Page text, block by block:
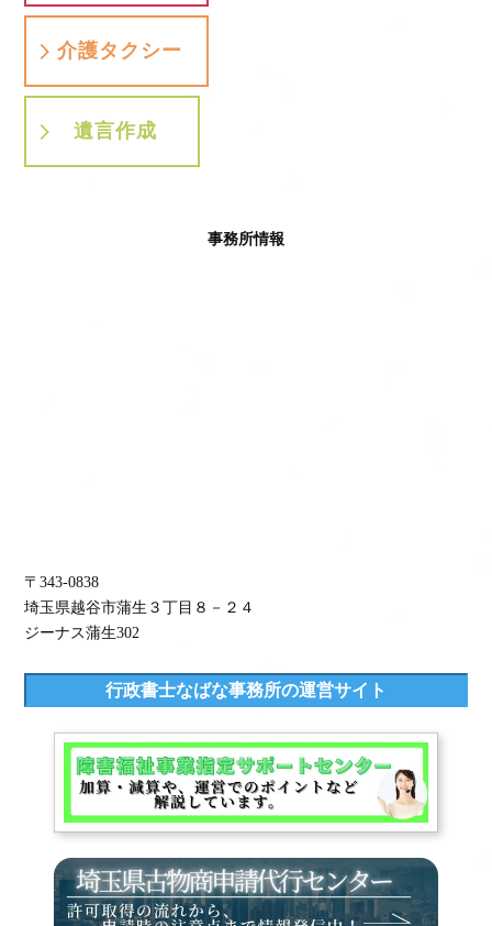
介護タクシー
遺言作成
事務所情報
〒343-0838
埼玉県越谷市蒲生３丁目８－２４
ジーナス蒲生302
行政書士なばな事務所の運営サイト